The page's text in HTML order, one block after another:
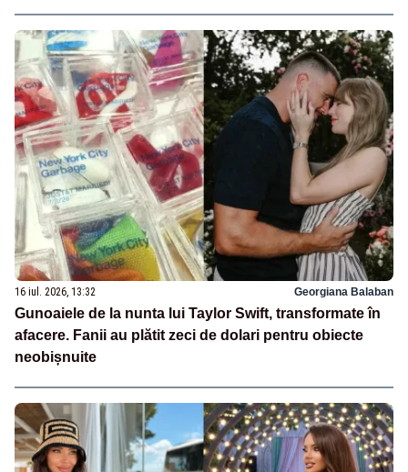
16 iul. 2026, 13:32 Georgiana Balaban
Gunoaiele de la nunta lui Taylor Swift, transformate în
afacere. Fanii au plătit zeci de dolari pentru obiecte
neobișnuite